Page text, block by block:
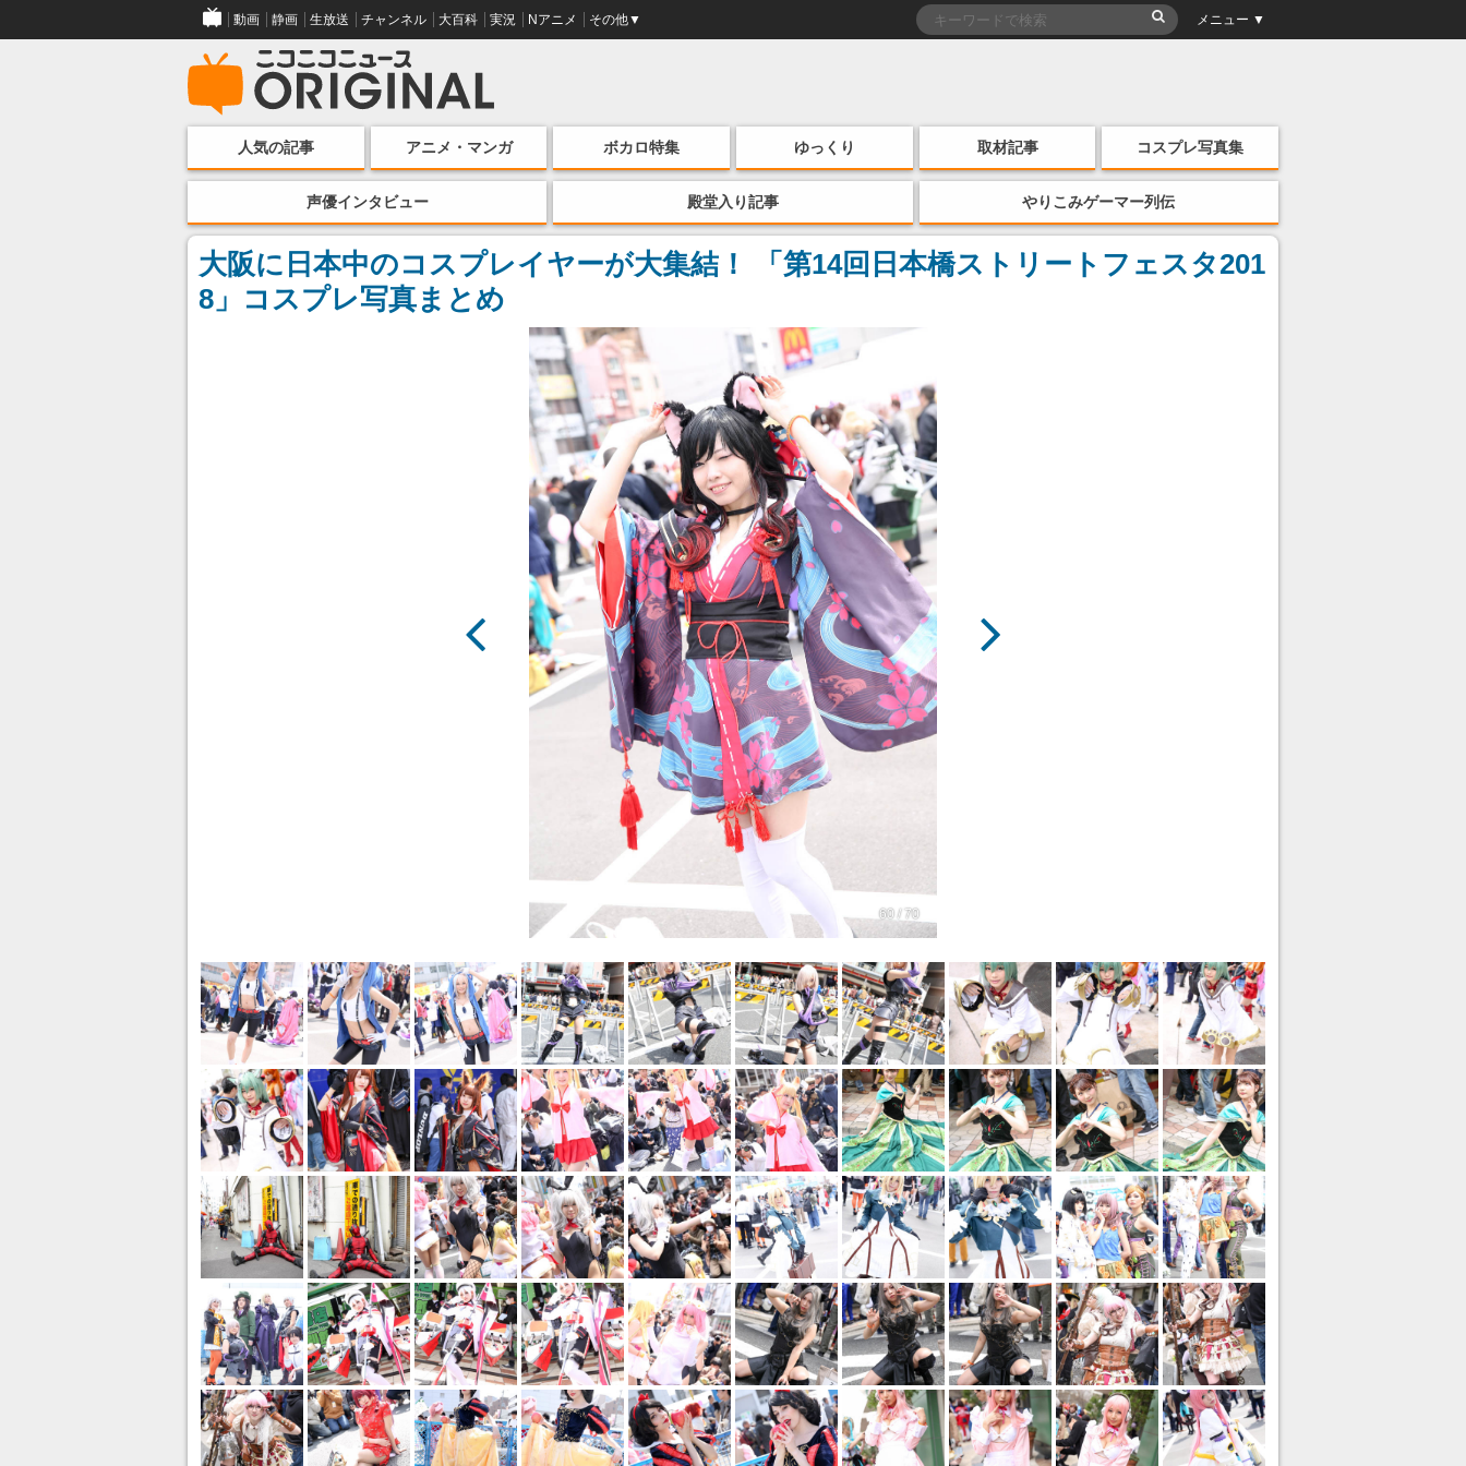
動画 静画 生放送 チャンネル 大百科 実況 Nアニメ その他▼ メニュー ▼
人気の記事 アニメ・マンガ ボカロ特集 ゆっくり 取材記事 コスプレ写真集
声優インタビュー 殿堂入り記事 やりこみゲーマー列伝
大阪に日本中のコスプレイヤーが大集結！ 「第14回日本橋ストリートフェスタ201
8」コスプレ写真まとめ
60 / 70